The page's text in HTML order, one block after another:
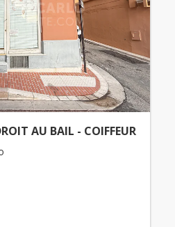
AU BAIL - COIFFEUR